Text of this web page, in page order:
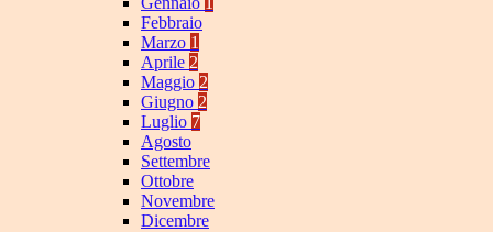
Febbraio
Marzo 1
Aprile 2
Maggio 2
Giugno 2
Luglio 7
Agosto
Settembre
Ottobre
Novembre
Dicembre